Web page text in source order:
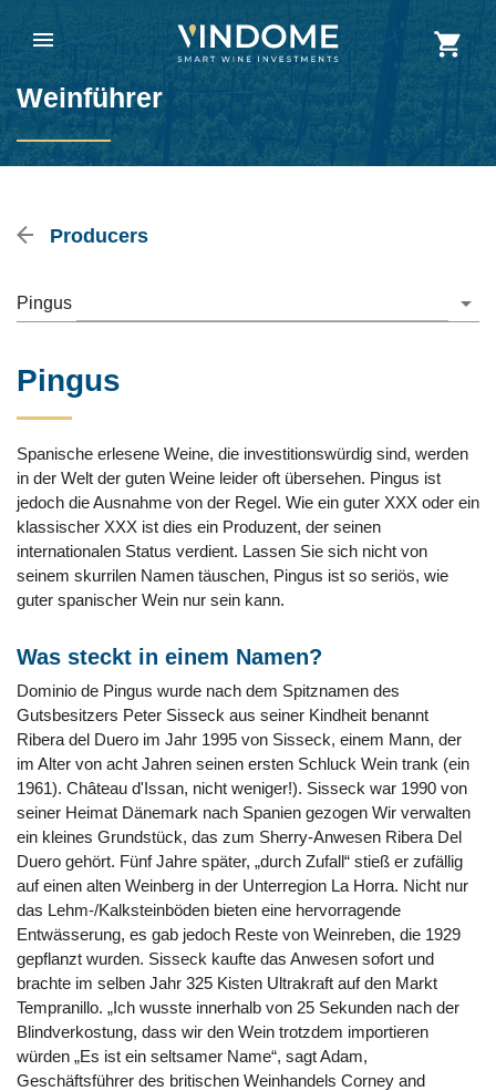
Weinführer
Producers
Pingus
Pingus
Spanische erlesene Weine, die investitionswürdig sind, werden
in der Welt der guten Weine leider oft übersehen. Pingus ist
jedoch die Ausnahme von der Regel. Wie ein guter XXX oder ein
klassischer XXX ist dies ein Produzent, der seinen
internationalen Status verdient. Lassen Sie sich nicht von
seinem skurrilen Namen täuschen, Pingus ist so seriös, wie
guter spanischer Wein nur sein kann.
Was steckt in einem Namen?
Dominio de Pingus wurde nach dem Spitznamen des
Gutsbesitzers Peter Sisseck aus seiner Kindheit benannt
Ribera del Duero im Jahr 1995 von Sisseck, einem Mann, der
im Alter von acht Jahren seinen ersten Schluck Wein trank (ein
1961). Château d'Issan, nicht weniger!). Sisseck war 1990 von
seiner Heimat Dänemark nach Spanien gezogen Wir verwalten
ein kleines Grundstück, das zum Sherry-Anwesen Ribera Del
Duero gehört. Fünf Jahre später, „durch Zufall“ stieß er zufällig
auf einen alten Weinberg in der Unterregion La Horra. Nicht nur
das Lehm-/Kalksteinböden bieten eine hervorragende
Entwässerung, es gab jedoch Reste von Weinreben, die 1929
gepflanzt wurden. Sisseck kaufte das Anwesen sofort und
brachte im selben Jahr 325 Kisten Ultrakraft auf den Markt
Tempranillo. „Ich wusste innerhalb von 25 Sekunden nach der
Blindverkostung, dass wir den Wein trotzdem importieren
würden „Es ist ein seltsamer Name“, sagt Adam,
Geschäftsführer des britischen Weinhandels Corney and